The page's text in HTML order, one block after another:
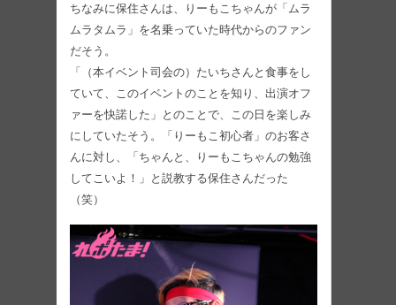
ちなみに保住さんは、りーもこちゃんが「ムラ
ムラタムラ」を名乗っていた時代からのファン
だそう。
「（本イベント司会の）たいちさんと食事をし
ていて、このイベントのことを知り、出演オフ
ァーを快諾した」とのことで、この日を楽しみ
にしていたそう。「りーもこ初心者」のお客さ
んに対し、「ちゃんと、りーもこちゃんの勉強
してこいよ！」と説教する保住さんだった
（笑）